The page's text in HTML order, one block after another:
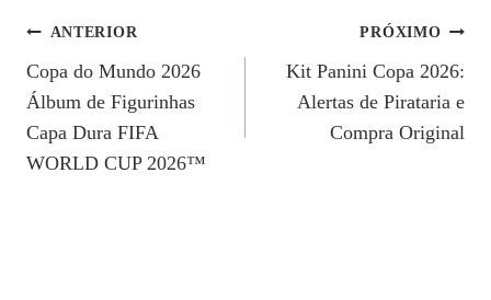
Navegação
De
Post
ANTERIOR
Copa do Mundo 2026
Álbum de Figurinhas
Capa Dura FIFA
WORLD CUP 2026™
PRÓXIMO
Kit Panini Copa 2026:
Alertas de Pirataria e
Compra Original